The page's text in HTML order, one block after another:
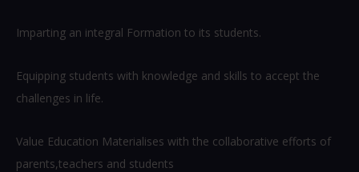
Imparting an integral Formation to its students.
Equipping students with knowledge and skills to accept the
challenges in life.
Value Education Materialises with the collaborative efforts of
parents,teachers and students